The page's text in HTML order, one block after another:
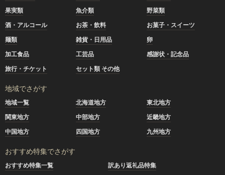
果実類
魚介類
野菜類
酒・アルコール
お茶・飲料
お菓子・スイーツ
麺類
雑貨・日用品
卵
加工食品
工芸品
感謝状・記念品
旅行・チケット
セット類 その他
地域でさがす
地域一覧 北海道地方
東北地方
関東地方
中部地方
近畿地方
中国地方
四国地方 九州地方
おすすめ特集でさがす
おすすめ特集一覧
訳あり返礼品特集